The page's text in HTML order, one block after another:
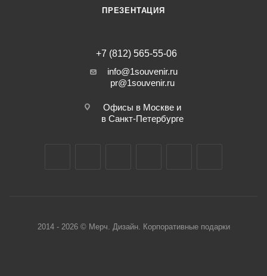
ПРЕЗЕНТАЦИЯ
+7 (812) 565-55-06
info@1souvenir.ru
pr@1souvenir.ru
Офисы в Москве и
в Санкт-Петербурге
2014 - 2026 © Мерч. Дизайн. Корпоративные подарки